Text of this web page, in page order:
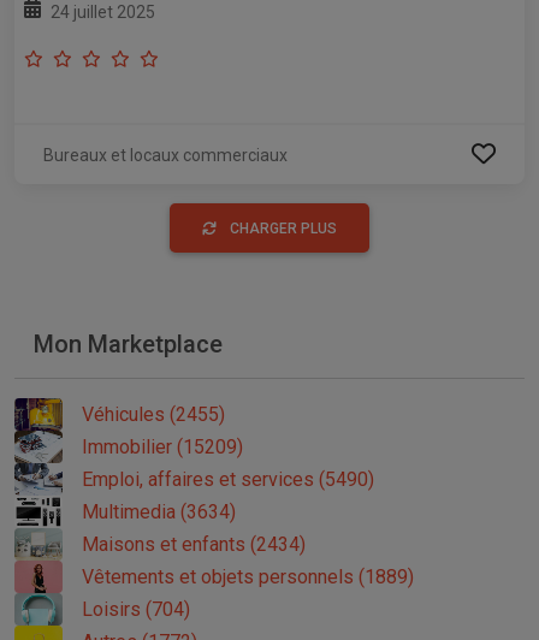
24 juillet 2025
Bureaux et locaux commerciaux
CHARGER PLUS
Mon Marketplace
Véhicules (2455)
Immobilier (15209)
Emploi, affaires et services (5490)
Multimedia (3634)
Maisons et enfants (2434)
Vêtements et objets personnels (1889)
Loisirs (704)